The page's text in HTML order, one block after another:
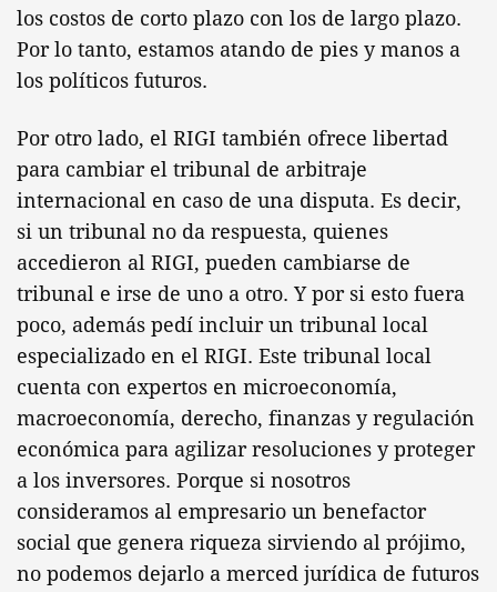
los costos de corto plazo con los de largo plazo.
Por lo tanto, estamos atando de pies y manos a
los políticos futuros.
Por otro lado, el RIGI también ofrece libertad
para cambiar el tribunal de arbitraje
internacional en caso de una disputa. Es decir,
si un tribunal no da respuesta, quienes
accedieron al RIGI, pueden cambiarse de
tribunal e irse de uno a otro. Y por si esto fuera
poco, además pedí incluir un tribunal local
especializado en el RIGI. Este tribunal local
cuenta con expertos en microeconomía,
macroeconomía, derecho, finanzas y regulación
económica para agilizar resoluciones y proteger
a los inversores. Porque si nosotros
consideramos al empresario un benefactor
social que genera riqueza sirviendo al prójimo,
no podemos dejarlo a merced jurídica de futuros